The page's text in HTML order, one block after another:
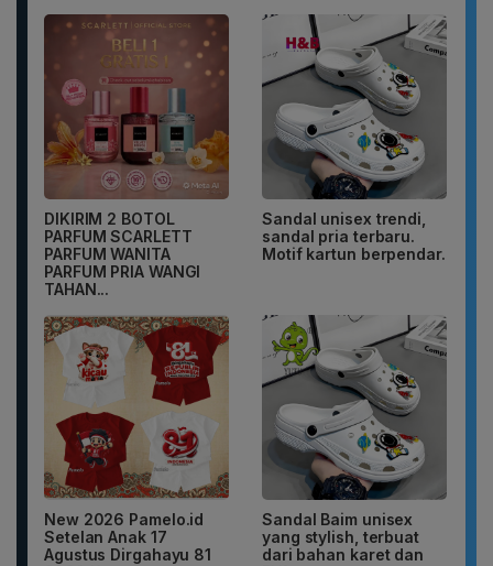
DIKIRIM 2 BOTOL
PARFUM SCARLETT
PARFUM WANITA
PARFUM PRIA WANGI
TAHAN...
Sandal unisex trendi,
sandal pria terbaru.
Motif kartun berpendar.
New 2026 Pamelo.id
Setelan Anak 17
Agustus Dirgahayu 81
Sandal Baim unisex
yang stylish, terbuat
dari bahan karet dan